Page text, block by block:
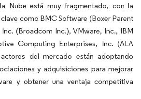
Nube está muy fragmentado, con la
como BMC Software (Boxer Parent
(Broadcom Inc.), VMware, Inc., IBM
Computing Enterprises, Inc. (ALA
del mercado están adoptando
y adquisiciones para mejorar
y obtener una ventaja competitiva